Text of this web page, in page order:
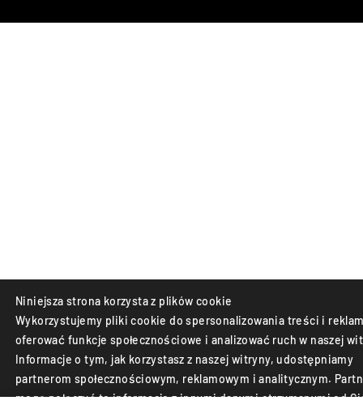
Niniejsza strona korzysta z plików cookie
Wykorzystujemy pliki cookie do spersonalizowania treści i
oferować funkcje społecznościowe i analizować ruch w naszej
Informacje o tym, jak korzystasz z naszej witryny, udostępniamy
partnerom społecznościowym, reklamowym i analitycznym.
mogą połączyć te informacje z innymi danymi otrzymanymi od